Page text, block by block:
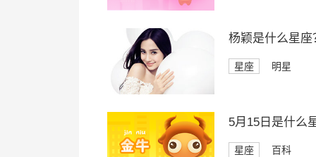
杨颖是什么星座
星座 明星
5月15日是什么
星座 百科